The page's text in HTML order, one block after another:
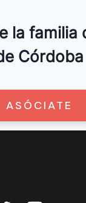
la familia
Córdoba
ASÓCIATE